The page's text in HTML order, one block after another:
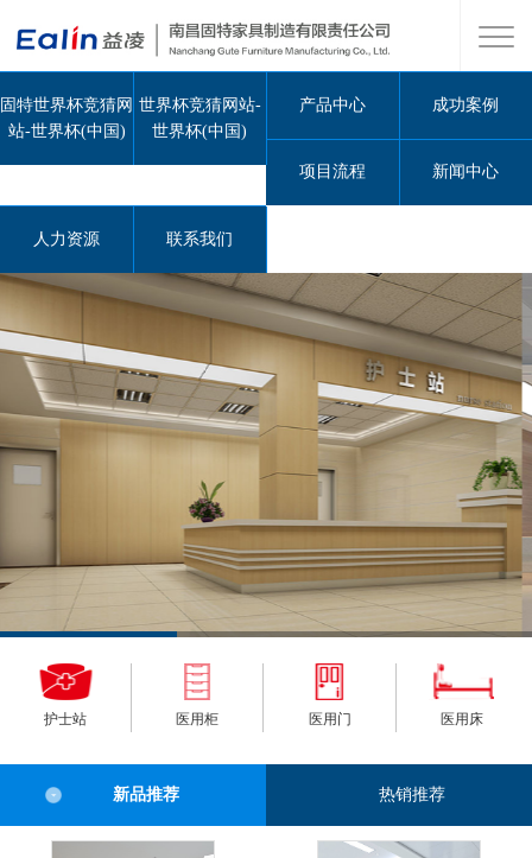
固特世界杯竞猜网
站-世界杯(中国)
世界杯竞猜网站-
世界杯(中国)
产品中心 成功案例
项目流程 新闻中心
人力资源 联系我们
护士站 医用柜 医用门 医用床
新品推荐 热销推荐